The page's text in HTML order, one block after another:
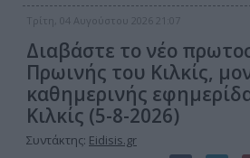
Τρίτη, 04 Αυγούστου 2026 21:07
Διαβάστε το νέο
Πρωινής του Κιλκίς,
καθημερινής
Κιλκίς (5-8-2026)
Συντάκτης: Eidisis.gr